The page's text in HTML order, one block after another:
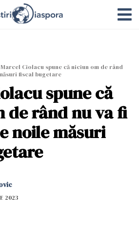
Marcel Ciolacu spune că niciun om de rând
fiscal bugetare
spune că
de rând nu va fi
noile măsuri
2023